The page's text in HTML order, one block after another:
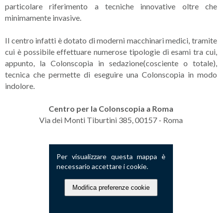
particolare riferimento a tecniche innovative oltre che
minimamente invasive.
Il centro infatti è dotato di moderni macchinari medici, tramite
cui è possibile effettuare numerose tipologie di esami tra cui,
appunto, la Colonscopia in sedazione(cosciente o totale),
tecnica che permette di eseguire una Colonscopia in modo
indolore.
Centro per la Colonscopia a Roma
Via dei Monti Tiburtini 385, 00157 - Roma
Per visualizzare questa mappa è
necessario accettare i cookie.
Modifica preferenze cookie